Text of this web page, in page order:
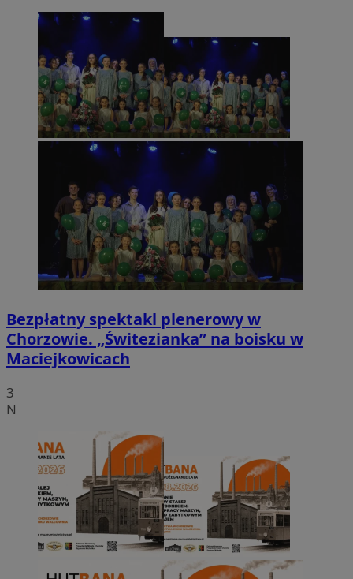
Bezpłatny spektakl plenerowy w
Chorzowie. „Świtezianka” na boisku w
Maciejkowicach
3
N